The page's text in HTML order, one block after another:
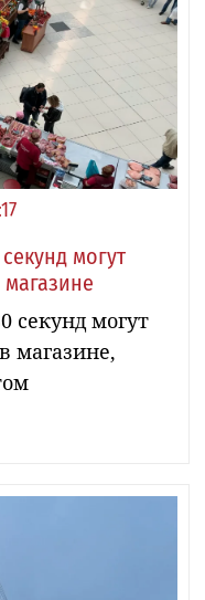
могут
секунд могут
магазине,